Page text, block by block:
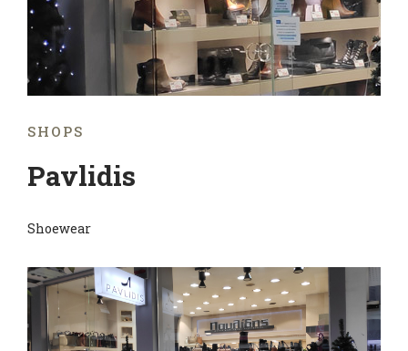
SHOPS
Pavlidis
Shoewear